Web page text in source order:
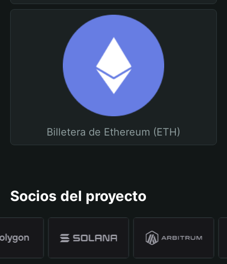
Billetera de Ethereum (ETH)
Socios del proyecto